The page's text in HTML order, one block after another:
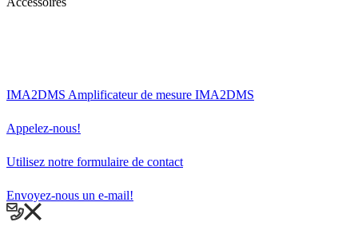
IMA2DMS Amplificateur de mesure IMA2DMS
Appelez-nous!
Utilisez notre formulaire de contact
Envoyez-nous un e-mail!